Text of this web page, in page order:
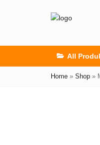
All
Home » Shop »